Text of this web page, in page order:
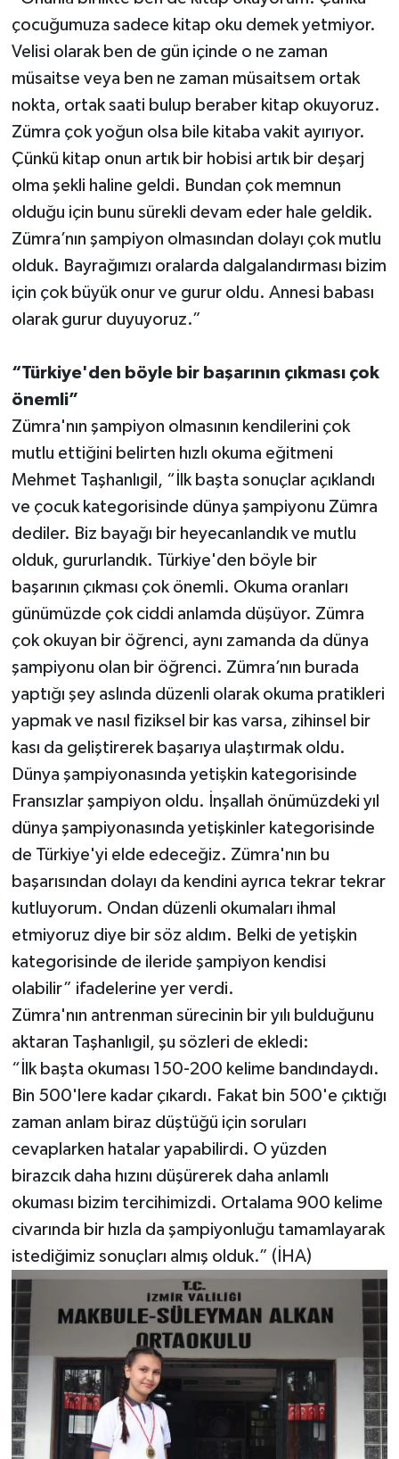
çocuğumuza sadece kitap oku demek yetmiyor.
Velisi olarak ben de gün içinde o ne zaman
müsaitse veya ben ne zaman müsaitsem ortak
nokta, ortak saati bulup beraber kitap okuyoruz.
Zümra çok yoğun olsa bile kitaba vakit ayırıyor.
Çünkü kitap onun artık bir hobisi artık bir deşarj
olma şekli haline geldi. Bundan çok memnun
olduğu için bunu sürekli devam eder hale geldik.
Zümra’nın şampiyon olmasından dolayı çok mutlu
olduk. Bayrağımızı oralarda dalgalandırması bizim
için çok büyük onur ve gurur oldu. Annesi babası
olarak gurur duyuyoruz.”
“Türkiye'den böyle bir başarının çıkması çok
önemli”
Zümra'nın şampiyon olmasının kendilerini çok
mutlu ettiğini belirten hızlı okuma eğitmeni
Mehmet Taşhanlıgil, “İlk başta sonuçlar açıklandı
ve çocuk kategorisinde dünya şampiyonu Zümra
dediler. Biz bayağı bir heyecanlandık ve mutlu
olduk, gururlandık. Türkiye'den böyle bir
başarının çıkması çok önemli. Okuma oranları
günümüzde çok ciddi anlamda düşüyor. Zümra
çok okuyan bir öğrenci, aynı zamanda da dünya
şampiyonu olan bir öğrenci. Zümra’nın burada
yaptığı şey aslında düzenli olarak okuma pratikleri
yapmak ve nasıl fiziksel bir kas varsa, zihinsel bir
kası da geliştirerek başarıya ulaştırmak oldu.
Dünya şampiyonasında yetişkin kategorisinde
Fransızlar şampiyon oldu. İnşallah önümüzdeki yıl
dünya şampiyonasında yetişkinler kategorisinde
de Türkiye'yi elde edeceğiz. Zümra'nın bu
başarısından dolayı da kendini ayrıca tekrar tekrar
kutluyorum. Ondan düzenli okumaları ihmal
etmiyoruz diye bir söz aldım. Belki de yetişkin
kategorisinde de ileride şampiyon kendisi
olabilir” ifadelerine yer verdi.
Zümra'nın antrenman sürecinin bir yılı bulduğunu
aktaran Taşhanlıgil, şu sözleri de ekledi:
“İlk başta okuması 150-200 kelime bandındaydı.
Bin 500'lere kadar çıkardı. Fakat bin 500'e çıktığı
zaman anlam biraz düştüğü için soruları
cevaplarken hatalar yapabilirdi. O yüzden
birazcık daha hızını düşürerek daha anlamlı
okuması bizim tercihimizdi. Ortalama 900 kelime
civarında bir hızla da şampiyonluğu tamamlayarak
istediğimiz sonuçları almış olduk.” (İHA)